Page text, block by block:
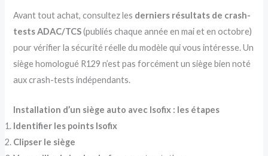
Avant tout achat, consultez les derniers résultats de crash-
tests ADAC/TCS(publiés chaque année en mai et en octobre)
pour vérifier la sécurité réelle du modèle qui vous intéresse. Un
siège homologué R129 n’est pas forcément un siège bien noté
aux crash-tests indépendants.
Installation d’un siège auto avec Isofix : les étapes
Identifier les points Isofix
Clipser le siège